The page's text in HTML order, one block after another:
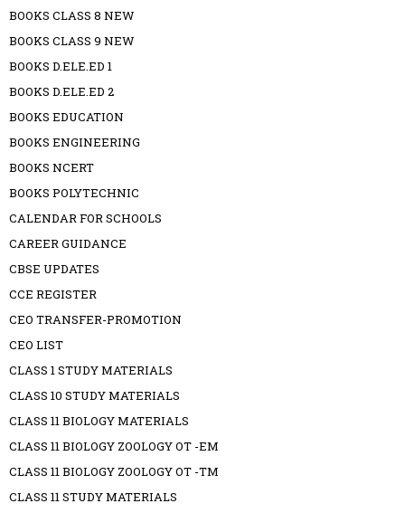
BOOKS CLASS 8 NEW
BOOKS CLASS 9 NEW
BOOKS D.ELE.ED 1
BOOKS D.ELE.ED 2
BOOKS EDUCATION
BOOKS ENGINEERING
BOOKS NCERT
BOOKS POLYTECHNIC
CALENDAR FOR SCHOOLS
CAREER GUIDANCE
CBSE UPDATES
CCE REGISTER
CEO TRANSFER-PROMOTION
CEO LIST
CLASS 1 STUDY MATERIALS
CLASS 10 STUDY MATERIALS
CLASS 11 BIOLOGY MATERIALS
CLASS 11 BIOLOGY ZOOLOGY OT -EM
CLASS 11 BIOLOGY ZOOLOGY OT -TM
CLASS 11 STUDY MATERIALS